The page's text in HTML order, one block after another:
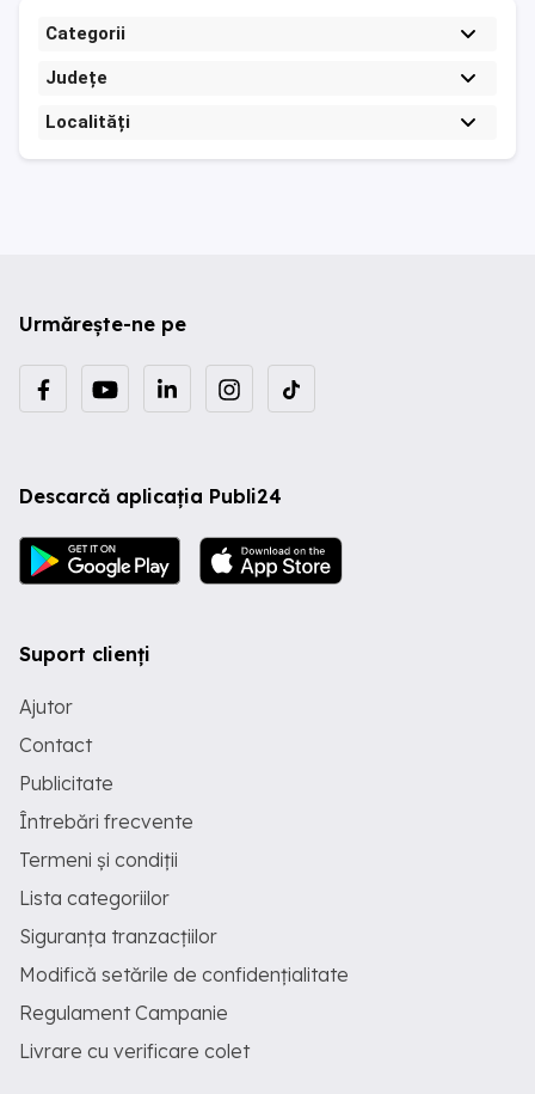
Categorii
Județe
Localități
Urmărește-ne pe
Descarcă aplicația Publi24
Suport clienți
Ajutor
Contact
Publicitate
Întrebări frecvente
Termeni și condiții
Lista categoriilor
Siguranța tranzacțiilor
Modifică setările de confidențialitate
Regulament Campanie
Livrare cu verificare colet